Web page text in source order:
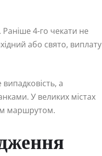
4-го чекати не
або свято, виплату
а
У великих містах
маршрутом.